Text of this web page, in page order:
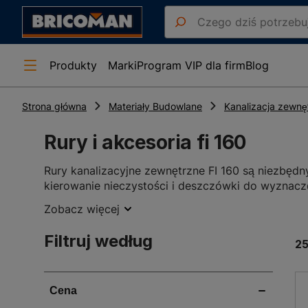
Produkty MarkiProgram VIP dla firmBlog
Strona główna Materiały Budowlane Kanalizacja
Rury i akcesoria fi 160
Rury kanalizacyjne zewnętrzne FI 160 są
kierowanie nieczystości i deszczówki do
ekstremalne temperatury oraz uszkodzenia
posiadają gładką powierzchnię, co zapobiega
kanalizacyjne FI 160 są również cenione ze
System odprowadzania wody -
Zobacz więcej
Filtruj według 25